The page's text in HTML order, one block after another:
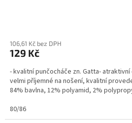
106,61 Kč bez DPH
129 Kč
- kvalitní punčocháče zn. Gatta-
velmi příjemné na nošení, kvalitní
84% bavlna, 12% polyamid, 2%
80/86